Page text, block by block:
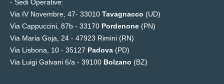
- Sedi Operative:
Via IV Novembre, 47- 33010 Tavagnacco (UD)
Via Cappuccini, 87b - 33170 Pordenone (PN)
Via Maria Goja, 24 - 47923 Rimini (RN)
Via Lisbona, 10 - 35127 Padova (PD)
Via Luigi Galvani 6/a - 39100 Bolzano (BZ)